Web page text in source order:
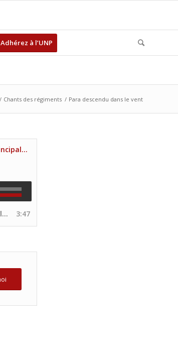
Adhérez à l’UNP
/ Chants des régiments / Para descendu dans le vent
Les Volontaires (Audio Voix principale Site UNP)
3:47